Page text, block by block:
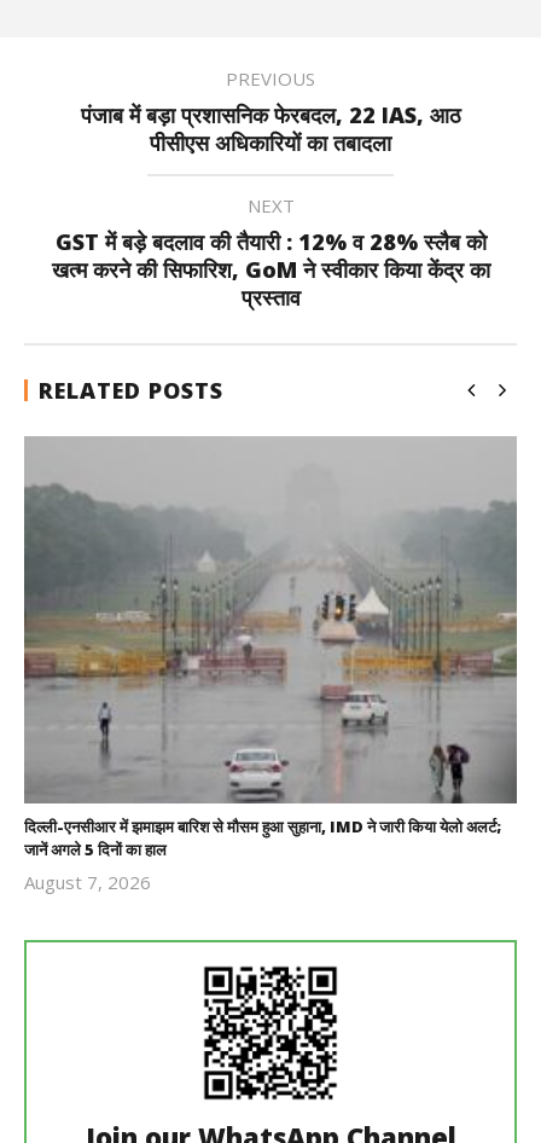
PREVIOUS
पंजाब में बड़ा प्रशासनिक फेरबदल, 22 IAS, आठ
पीसीएस अधिकारियों का तबादला
NEXT
GST में बड़े बदलाव की तैयारी : 12% व 28% स्लैब को
खत्म करने की सिफारिश, GoM ने स्वीकार किया केंद्र का
प्रस्ताव
RELATED POSTS
दिल्ली-एनसीआर में झमाझम बारिश से मौसम हुआ सुहाना, IMD ने जारी किया येलो अलर्ट;
जानें अगले 5 दिनों का हाल
August 7, 2026